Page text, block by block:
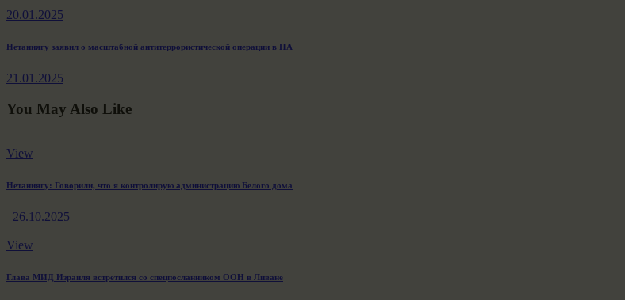
по
20.01.2025
Next
Нетаниягу заявил о масштабной антитеррористической операции в ПА
21.01.2025
You May Also Like
View
Нетаниягу: Говорили, что я контролирую администрацию Белого дома
26.10.2025
View
Глава МИД Израиля встретился со спецпосланником ООН в Ливане